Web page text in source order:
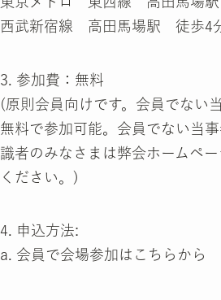
西武新宿線 高田馬場駅 徒歩4
3. 参加費：無料
(原則会員向けです。会員でない
無料で参加可能。会員でない当
識者のみなさまは弊会ホームペ
ください。)
4. 申込方法:
a. 会員で会場参加はこちらから